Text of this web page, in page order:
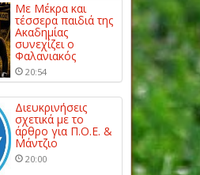
Με Μέκρα και
τέσσερα παιδιά της
Ακαδημίας
συνεχίζει ο
Φαλανιακός
20:54
Διευκρινήσεις
σχετικά με το
άρθρο για Π.Ο.Ε. &
Μάντζιο
20:00